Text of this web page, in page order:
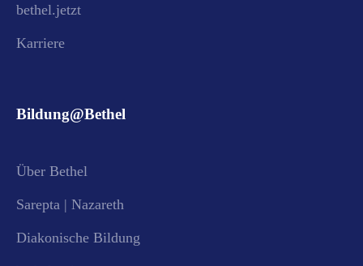
bethel.jetzt
Karriere
Bildung@Bethel
Über Bethel
Sarepta | Nazareth
Diakonische Bildung